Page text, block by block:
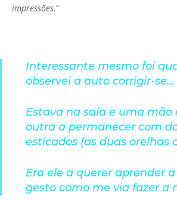
impressões.”
Interessante mesmo foi
observei a auto corrigir-se…
Estava na sala e uma mão
outra a permanecer com
esticados (as duas orelhas
Era ele a querer aprender
gesto como me via fazer a